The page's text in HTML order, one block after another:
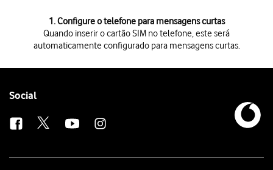
1. Configure o telefone para mensagens curtas
Quando inserir o cartão SIM no telefone, este será
automaticamente configurado para mensagens curtas.
Follow
Social